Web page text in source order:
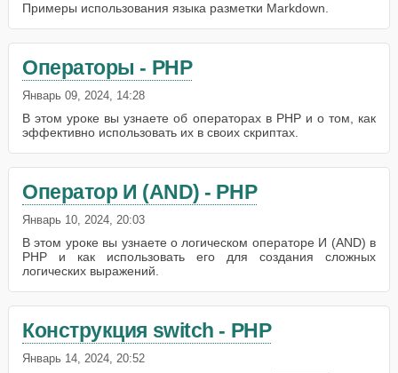
Примеры использования языка разметки Markdown.
Операторы - PHP
Январь 09, 2024, 14:28
В этом уроке вы узнаете об операторах в PHP и о том, как
эффективно использовать их в своих скриптах.
Оператор И (AND) - PHP
Январь 10, 2024, 20:03
В этом уроке вы узнаете о логическом операторе И (AND) в
PHP и как использовать его для создания сложных
логических выражений.
Конструкция switch - PHP
Январь 14, 2024, 20:52